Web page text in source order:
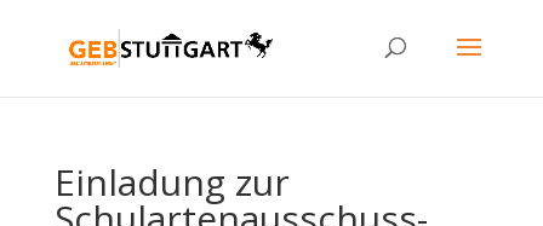
Einladung zur